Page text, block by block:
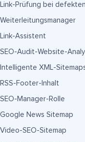
Link-Prüfung bei
Weiterleitungsmanager
Link-Assistent
SEO-Audit-Website-
Intelligente XML-
RSS-Footer-Inhalt
SEO-Manager-Rolle
Google News Sitemap
Video-SEO-Sitemap